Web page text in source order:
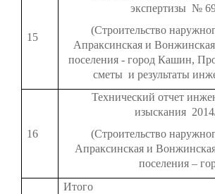
15
экспертизы №
(Строительство
Апраксинская и
поселения - город Кашин,
сметы и результаты
16
Технический отчет
изыскания
(Строительство
Апраксинская и
поселения –
Итого